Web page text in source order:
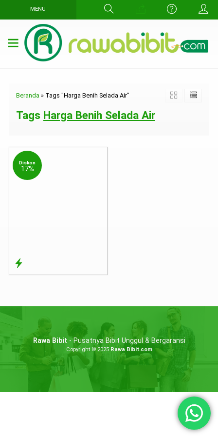
MENU
Beranda » Tags "Harga Benih Selada Air"
Tags Harga Benih Selada Air
Diskon
17%
Rawa Bibit - Pusatnya Bibit Unggul & Bergaransi
Copyright © 2025 Rawa Bibit.com